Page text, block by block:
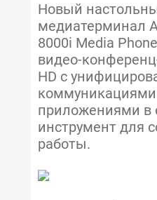
Новый
медиатерминал
8000i Media
видео-
HD с
коммуникациями
приложениями в
инструмент для
работы.